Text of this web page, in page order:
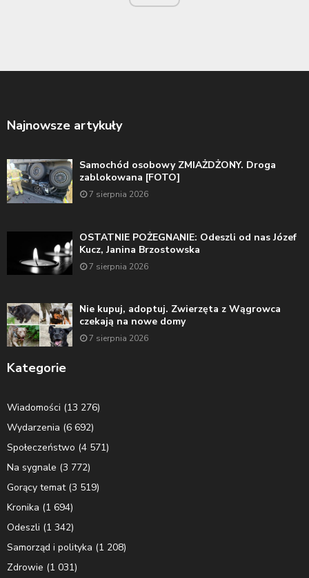
Najnowsze artykuły
Samochód osobowy ZMIAŻDŻONY. Droga
zablokowana [FOTO]
7 sierpnia 2026
OSTATNIE POŻEGNANIE: Odeszli od nas Józef
Kucz, Janina Brzostowska
7 sierpnia 2026
Nie kupuj, adoptuj. Zwierzęta z Wągrowca
czekają na nowe domy
7 sierpnia 2026
Kategorie
Wiadomości (13 276)
Wydarzenia (6 692)
Społeczeństwo (4 571)
Na sygnale (3 772)
Gorący temat(3 519)
Kronika (1 694)
Odeszli (1 342)
Samorząd i polityka (1 208)
Zdrowie (1 031)